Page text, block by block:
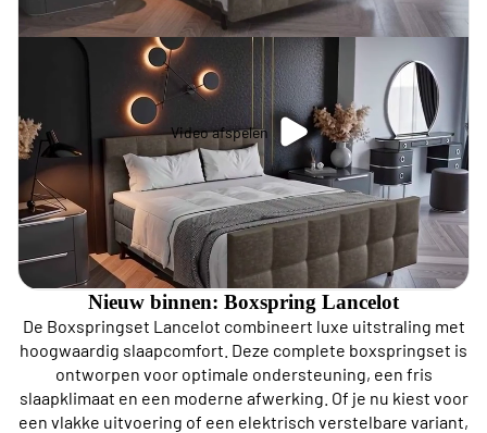
Video afspelen
Nieuw binnen: Boxspring Lancelot
De Boxspringset Lancelot combineert luxe uitstraling met
hoogwaardig slaapcomfort. Deze complete boxspringset is
ontworpen voor optimale ondersteuning, een fris
slaapklimaat en een moderne afwerking. Of je nu kiest voor
een vlakke uitvoering of een elektrisch verstelbare variant,